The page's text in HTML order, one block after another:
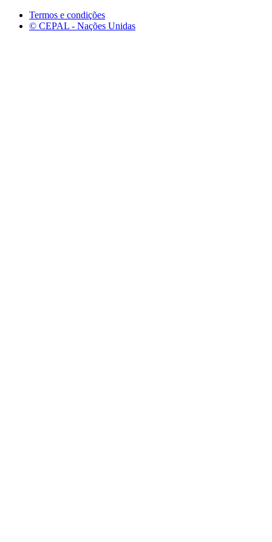
Termos e condições
© CEPAL - Nações Unidas